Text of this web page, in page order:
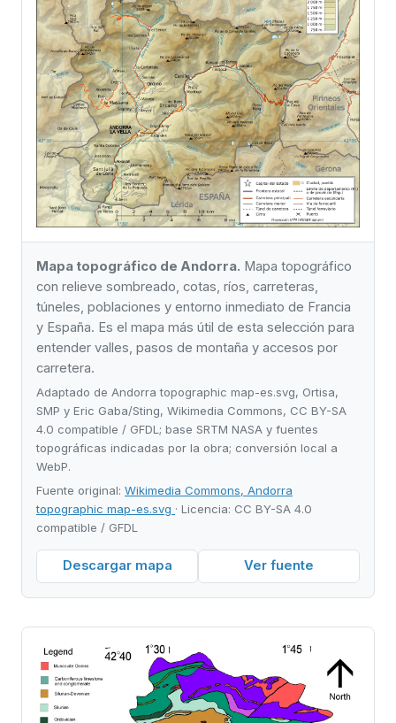
Mapa topográfico de Andorra. Mapa topográfico
con relieve sombreado, cotas, ríos, carreteras,
túneles, poblaciones y entorno inmediato de Francia
y España. Es el mapa más útil de esta selección para
entender valles, pasos de montaña y accesos por
carretera.
Adaptado de Andorra topographic map-es.svg, Ortisa,
SMP y Eric Gaba/Sting, Wikimedia Commons, CC BY-SA
4.0 compatible / GFDL; base SRTM NASA y fuentes
topográficas indicadas por la obra; conversión local a
WebP.
Fuente original: Wikimedia Commons, Andorra
topographic map-es.svg · Licencia: CC BY-SA 4.0
compatible / GFDL
Descargar mapa Ver fuente